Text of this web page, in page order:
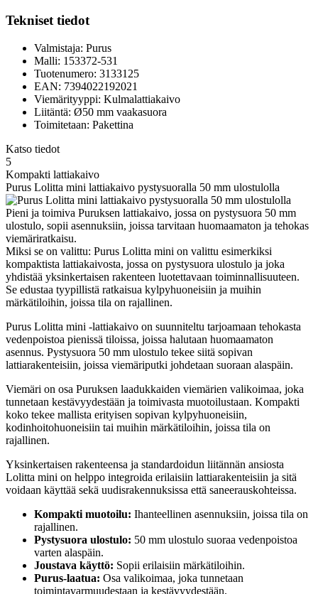
Tekniset tiedot
Valmistaja: Purus
Malli: 153372-531
Tuotenumero: 3133125
EAN: 7394022192021
Viemärityyppi: Kulmalattiakaivo
Liitäntä: Ø50 mm vaakasuora
Toimitetaan: Pakettina
Katso tiedot
5
Kompakti lattiakaivo
Purus Lolitta mini lattiakaivo pystysuoralla 50 mm ulostulolla
Pieni ja toimiva Puruksen lattiakaivo, jossa on pystysuora 50 mm
ulostulo, sopii asennuksiin, joissa tarvitaan huomaamaton ja tehokas
viemäriratkaisu.
Miksi se on valittu: Purus Lolitta mini on valittu esimerkiksi
kompaktista lattiakaivosta, jossa on pystysuora ulostulo ja joka
yhdistää yksinkertaisen rakenteen luotettavaan toiminnallisuuteen.
Se edustaa tyypillistä ratkaisua kylpyhuoneisiin ja muihin
märkätiloihin, joissa tila on rajallinen.
Purus Lolitta mini -lattiakaivo on suunniteltu tarjoamaan tehokasta
vedenpoistoa pienissä tiloissa, joissa halutaan huomaamaton
asennus. Pystysuora 50 mm ulostulo tekee siitä sopivan
lattiarakenteisiin, joissa viemäriputki johdetaan suoraan alaspäin.
Viemäri on osa Puruksen laadukkaiden viemärien valikoimaa, joka
tunnetaan kestävyydestään ja toimivasta muotoilustaan. Kompakti
koko tekee mallista erityisen sopivan kylpyhuoneisiin,
kodinhoitohuoneisiin tai muihin märkätiloihin, joissa tila on
rajallinen.
Yksinkertaisen rakenteensa ja standardoidun liitännän ansiosta
Lolitta mini on helppo integroida erilaisiin lattiarakenteisiin ja sitä
voidaan käyttää sekä uudisrakennuksissa että saneerauskohteissa.
Kompakti muotoilu: Ihanteellinen asennuksiin, joissa tila on
rajallinen.
Pystysuora ulostulo: 50 mm ulostulo suoraa vedenpoistoa
varten alaspäin.
Joustava käyttö: Sopii erilaisiin märkätiloihin.
Purus-laatua: Osa valikoimaa, joka tunnetaan
toimintavarmuudestaan ja kestävyydestään.